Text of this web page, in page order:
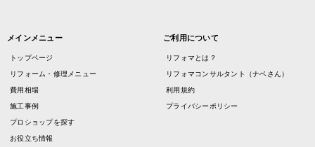
メインメニュー
トップページ
リフォーム・修理メニュー
費用相場
施工事例
プロショップを探す
お役立ち情報
ご利用について
リフォマとは？
リフォマコンサルタント（ナベさん）
利用規約
プライバシーポリシー